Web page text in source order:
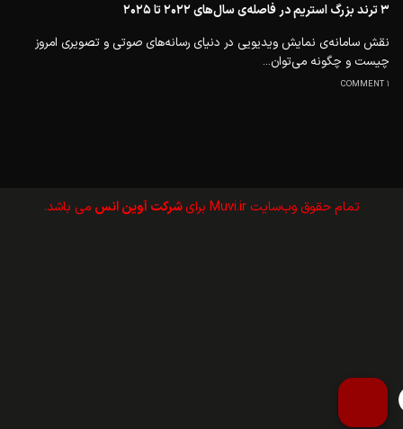
۳ ترند بزرگ استریم در فاصله‌ی سال‌های ۲۰۲۲ تا ۲۰۲۵
نقش سامانه‌ی نمایش ویدیویی در دنیای رسانه‌های صوتی و تصویری امروز
چیست و چگونه می‌توان...
1 COMMENT
تمام حقوق وب‌سايت Muvi.ir برای شرکت آوین انس می باشد.